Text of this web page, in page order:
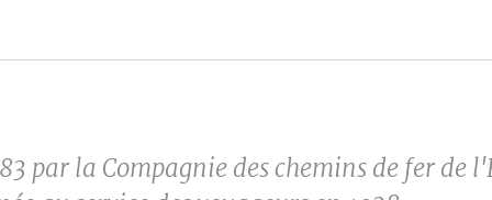
par la Compagnie des chemins de fer de